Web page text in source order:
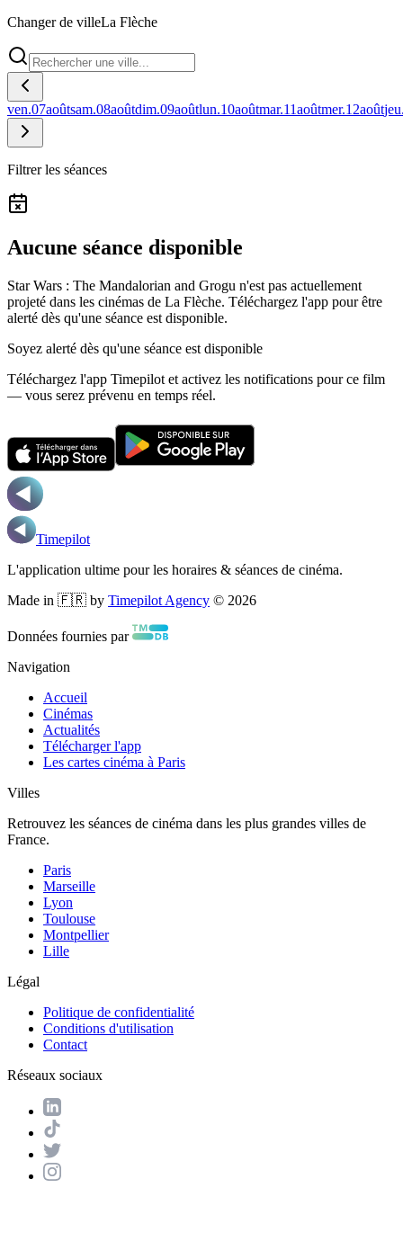
Changer de villeLa Flèche
ven.07aoûtsam.08aoûtdim.09aoûtlun.10aoûtmar.11aoûtmer.12août
Filtrer les séances
Aucune séance disponible
Star Wars : The Mandalorian and Grogu n'est pas actuellement
projeté dans les cinémas de La Flèche. Téléchargez l'app pour être
alerté dès qu'une séance est disponible.
Soyez alerté dès qu'une séance est disponible
Téléchargez l'app Timepilot et activez les notifications pour ce film
— vous serez prévenu en temps réel.
Timepilot
L'application ultime pour les horaires & séances de cinéma.
Made in 🇫🇷 by Timepilot Agency © 2026
Données fournies par
Navigation
Accueil
Cinémas
Actualités
Télécharger l'app
Les cartes cinéma à Paris
Villes
Retrouvez les séances de cinéma dans les plus grandes villes de
France.
Paris
Marseille
Lyon
Toulouse
Montpellier
Lille
Légal
Politique de confidentialité
Conditions d'utilisation
Contact
Réseaux sociaux